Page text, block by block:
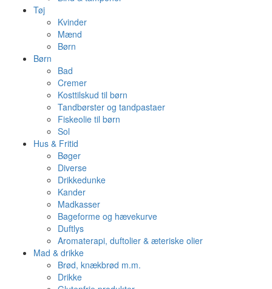
Tøj
Kvinder
Mænd
Børn
Børn
Bad
Cremer
Kosttilskud til børn
Tandbørster og tandpastaer
Fiskeolie til børn
Sol
Hus & Fritid
Bøger
Diverse
Drikkedunke
Kander
Madkasser
Bageforme og hævekurve
Duftlys
Aromaterapi, duftolier & æteriske olier
Mad & drikke
Brød, knækbrød m.m.
Drikke